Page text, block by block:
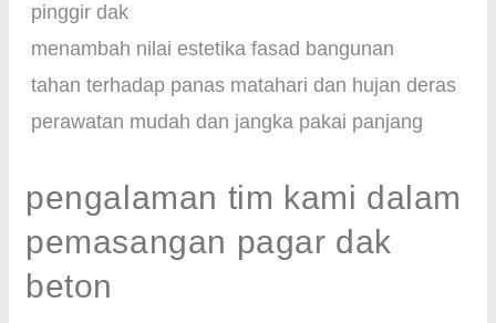
pinggir dak
menambah nilai estetika fasad bangunan
tahan terhadap panas matahari dan hujan deras
perawatan mudah dan jangka pakai panjang
pengalaman tim kami dalam
pemasangan pagar dak
beton